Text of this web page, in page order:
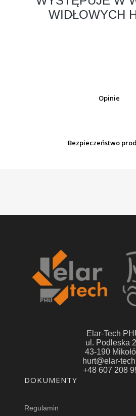
WIDŁOWYCH
Opinie
Bezpieczeństwo
Elar-Tech
ul. Podleska
43-190
hurt@elar-
+48 607 208
Linki w stopce
DOKUMENTY
Regulamin